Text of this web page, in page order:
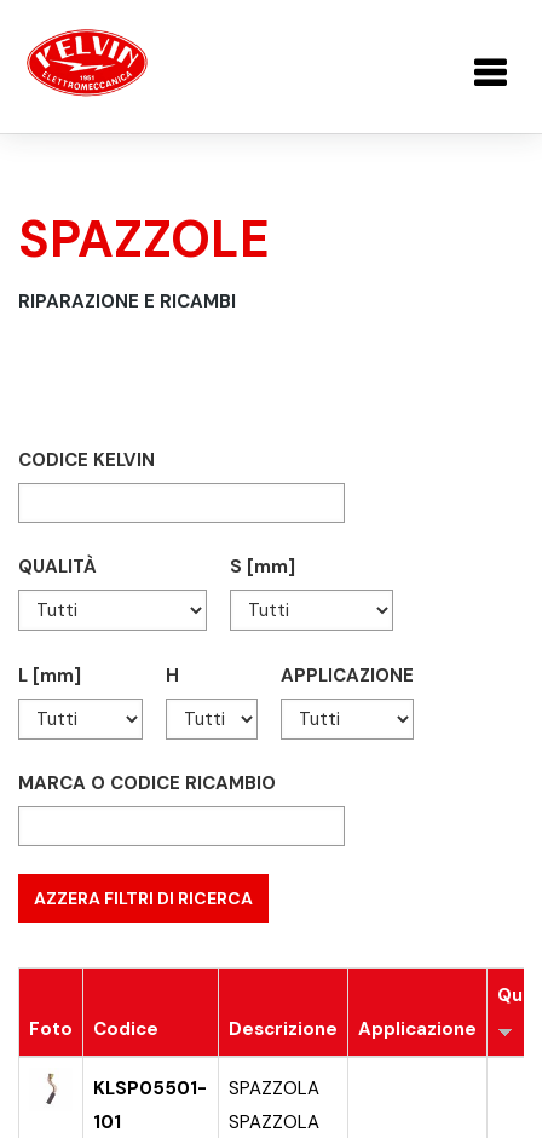
SPAZZOLE
TU SEI QUI
RIPARAZIONE E RICAMBI
CODICE KELVIN
QUALITÀ S [mm]
L [mm] H APPLICAZIONE
MARCA O CODICE RICAMBIO
Foto Codice Descrizione Applicazione
KLSP05501-
101
SPAZZOLA
SPAZZOLA